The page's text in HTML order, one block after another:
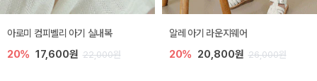
아로미 컴피벨리 아기 실내복
20% 17,600원 22,000원
알레 아기 라운지웨어
20% 20,800원 26,000원